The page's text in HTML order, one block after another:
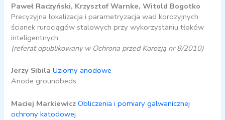
Paweł Raczyński, Krzysztof Warnke, Witold Bogotko
Precyzyjna lokalizacja i parametryzacja wad korozyjnych
ścianek rurociągów stalowych przy wykorzystaniu tłoków
inteligentnych
(referat opublikowany w Ochrona przed Korozją nr 8/2010)
Jerzy Sibila Uziomy anodowe
Anode groundbeds
Maciej Markiewicz Obliczenia i pomiary galwanicznej
ochrony katodowej